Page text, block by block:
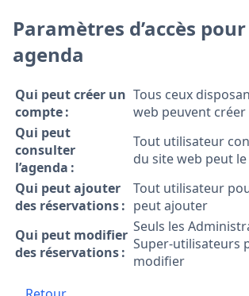
Paramètres d’accès
agenda
Qui peut créer un
compte :
Tous ceux
web peuvent
Qui peut
consulter
l’agenda :
Tout utilisateur
du site web peut
Qui peut ajouter
des réservations :
Tout utilisateur
peut ajouter
Qui peut modifier
des réservations :
Seuls les
Super-utilisateurs
modifier